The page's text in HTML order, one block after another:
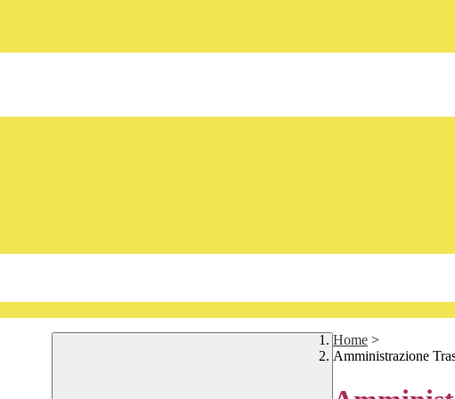
Home >
Amministrazione